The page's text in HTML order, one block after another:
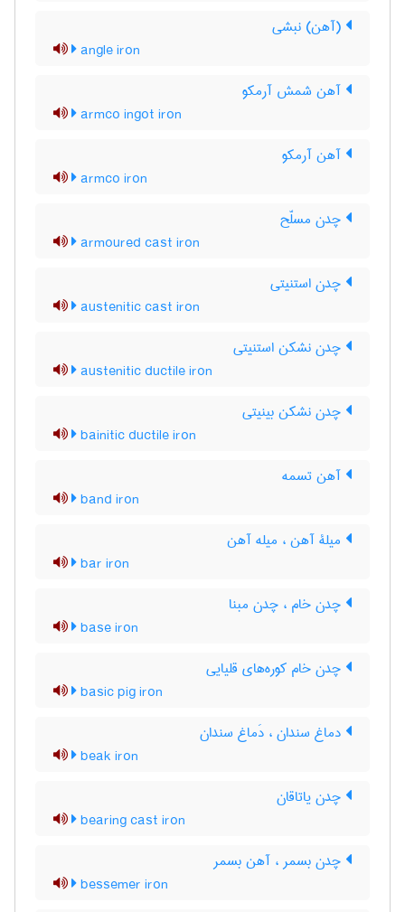
(آهن) نبشی
angle iron
آهن شمش آرمکو
armco ingot iron
آهن آرمکو
armco iron
چدن مسلّح
armoured cast iron
چدن استنیتی
austenitic cast iron
چدن نشکن استنیتی
austenitic ductile iron
چدن نشکن بینیتی
bainitic ductile iron
آهن تسمه
band iron
میلۀ آهن ، میله آهن
bar iron
چدن خام ، چدن مبنا
base iron
چدن خام کوره‌های قلیایی
basic pig iron
دماغ سندان ، دَماغ سندان
beak iron
چدن یاتاقان
bearing cast iron
چدن بسمر ، آهن بسمر
bessemer iron